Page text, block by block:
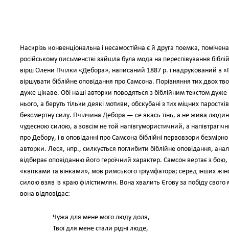
Наскрізь конвенціональна і несамостійна є й друга поемка,
російському письменстві зайшла була мода на переспівування
вірш Олени Пчілки «Дебора», написаний 1887 р. і надрукований в
віршувати біблійне оповідання про Самсона. Порівняння тих двох
дуже цікаве. Обі наші авторки поводяться з біблійним текстом
нього, а беруть тільки деякі мотиви, обскубані з тих міцних
безсмертну силу. Пчілчина Дебора — се якась тінь, а не жива
чудесною силою, а зовсім не той напівгумористичний, а
про Дебору, і в оповіданні про Самсона біблійні первовзори
авторки. Леся, нпр., силкується поглибити біблійне оповідання,
відбирає оповіданню його героїчний характер. Самсон вертає з бою,
«квітками та вінками», мов римського тріумфатора; серед інших
силою взяв із краю філістимлян. Вона хвалить Єгову за побіду
вона відповідає:
Чужа для мене мого люду доля,
Твої для мене стали рідні люде,